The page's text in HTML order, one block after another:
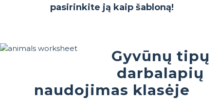
pasirinkite ją kaip šabloną!
Gyvūnų tipų
darbalapių
naudojimas klasėje